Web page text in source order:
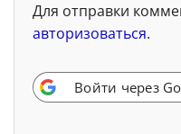
Для отправки
авторизоваться.
Войти через